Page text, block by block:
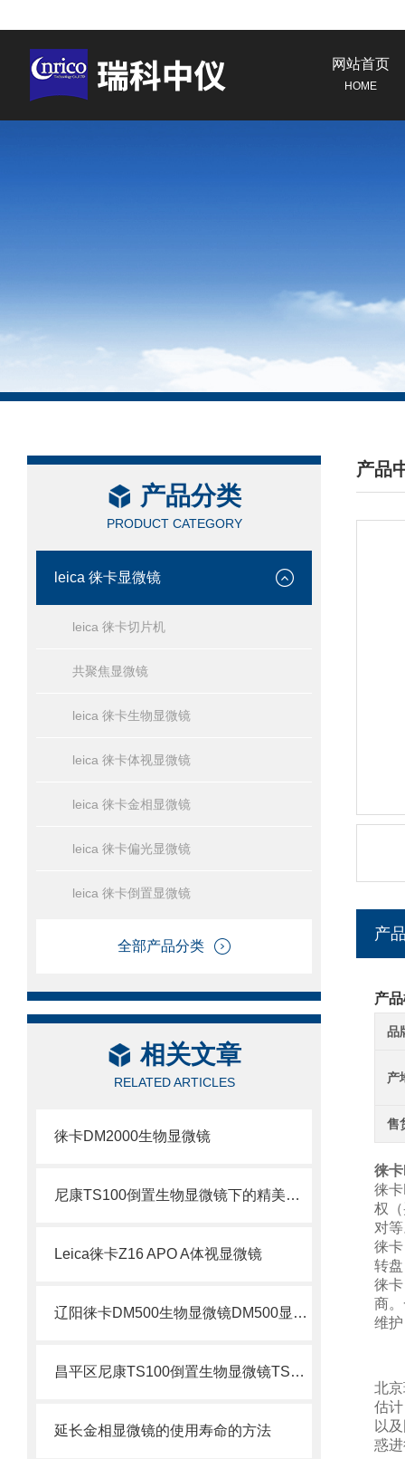
网站首页
HOME
产品分类
PRODUCT CATEGORY
leica 徕卡显微镜
leica 徕卡切片机
共聚焦显微镜
leica 徕卡生物显微镜
leica 徕卡体视显微镜
leica 徕卡金相显微镜
leica 徕卡偏光显微镜
leica 徕卡倒置显微镜
全部产品分类
相关文章
RELATED ARTICLES
徕卡DM2000生物显微镜
尼康TS100倒置生物显微镜下的精美图片-显微镜下的世界
Leica徕卡Z16 APO A体视显微镜
辽阳徕卡DM500生物显微镜DM500显微镜
昌平区尼康TS100倒置生物显微镜TS100
延长金相显微镜的使用寿命的方法
产品
/
产
产
品
产
售
徕
徕卡
权
对
徕卡
转
徕卡
商
维
北
估
以
惑